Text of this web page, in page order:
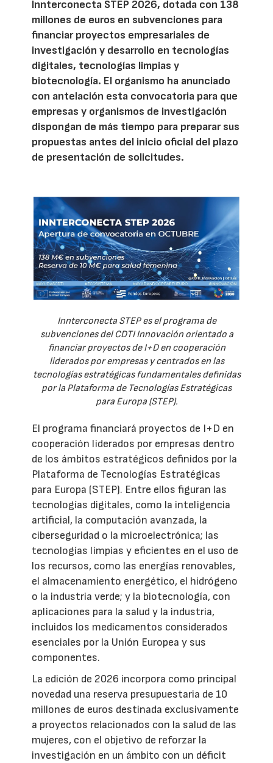
Innterconecta STEP 2026, dotada con 138
millones de euros en subvenciones para
financiar proyectos empresariales de
investigación y desarrollo en tecnologías
digitales, tecnologías limpias y
biotecnología. El organismo ha anunciado
con antelación esta convocatoria para que
empresas y organismos de investigación
dispongan de más tiempo para preparar sus
propuestas antes del inicio oficial del plazo
de presentación de solicitudes.
Innterconecta STEP es el programa de
subvenciones del CDTI Innovación orientado a
financiar proyectos de I+D en cooperación
liderados por empresas y centrados en las
tecnologías estratégicas fundamentales definidas
por la Plataforma de Tecnologías Estratégicas
para Europa (STEP).
El programa financiará proyectos de I+D en
cooperación liderados por empresas dentro
de los ámbitos estratégicos definidos por la
Plataforma de Tecnologías Estratégicas
para Europa (STEP). Entre ellos figuran las
tecnologías digitales, como la inteligencia
artificial, la computación avanzada, la
ciberseguridad o la microelectrónica; las
tecnologías limpias y eficientes en el uso de
los recursos, como las energías renovables,
el almacenamiento energético, el hidrógeno
o la industria verde; y la biotecnología, con
aplicaciones para la salud y la industria,
incluidos los medicamentos considerados
esenciales por la Unión Europea y sus
componentes.
La edición de 2026 incorpora como principal
novedad una reserva presupuestaria de 10
millones de euros destinada exclusivamente
a proyectos relacionados con la salud de las
mujeres, con el objetivo de reforzar la
investigación en un ámbito con un déficit